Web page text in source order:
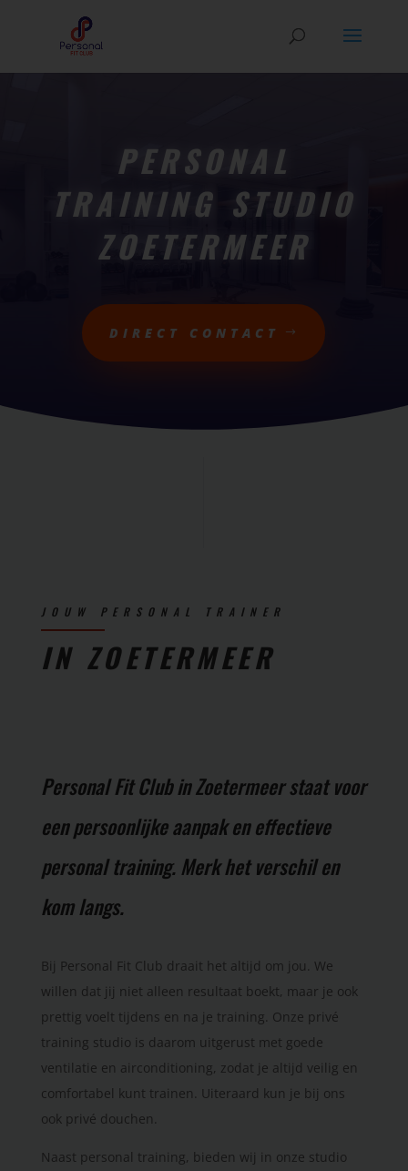
PERSONAL
TRAINING STUDIO
ZOETERMEER
DIRECT CONTACT
JOUW PERSONAL TRAINER
IN ZOETERMEER
Personal Fit Club in Zoetermeer staat voor
een persoonlijke aanpak en effectieve
personal training. Merk het verschil en
kom langs.
Bij Personal Fit Club draait het altijd om jou. We
willen dat jij niet alleen resultaat boekt, maar je ook
prettig voelt tijdens en na je training. Onze privé
training studio is daarom uitgerust met goede
ventilatie en airconditioning, zodat je altijd veilig en
comfortabel kunt trainen. Uiteraard kun je bij ons
ook privé douchen.
Naast personal training, bieden wij in onze studio